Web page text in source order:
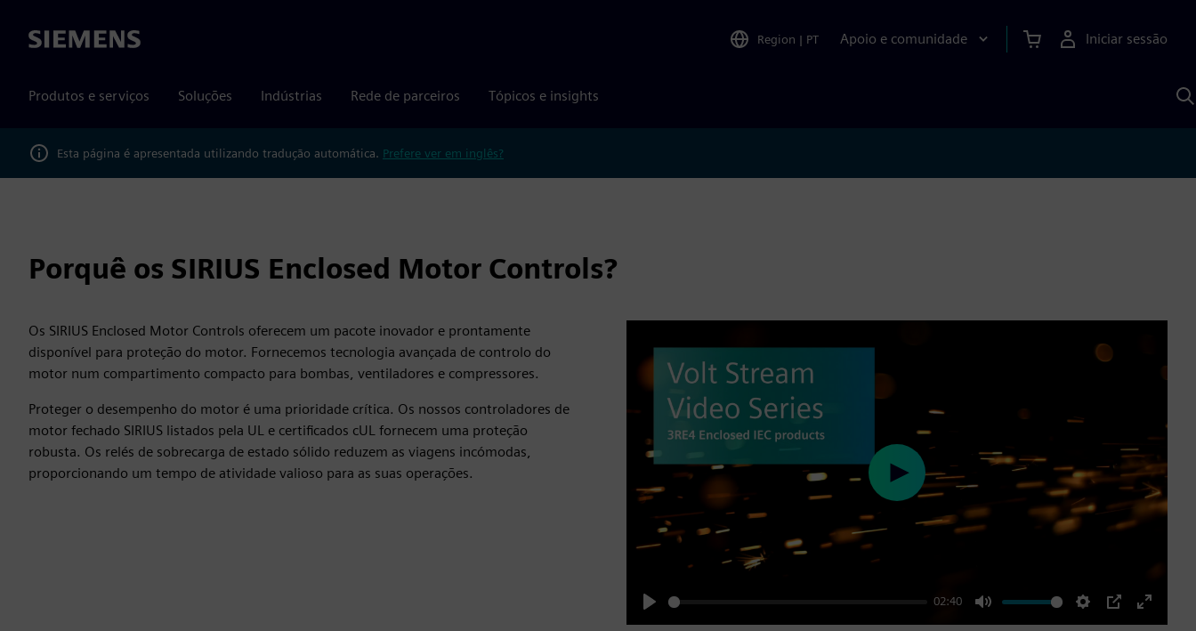
Siemens Region | PT Apoio e comunidade Iniciar sessão
Produtos e serviços Soluções Indústrias Rede de parceiros Tópicos e insights
Esta página é apresentada utilizando tradução automática. Prefere ver em inglês?
Porquê os SIRIUS Enclosed Motor Controls?
Os SIRIUS Enclosed Motor Controls oferecem um pacote inovador e prontamente
disponível para proteção do motor. Fornecemos tecnologia avançada de controlo do
motor num compartimento compacto para bombas, ventiladores e compressores.
Proteger o desempenho do motor é uma prioridade crítica. Os nossos controladores de
motor fechado SIRIUS listados pela UL e certificados cUL fornecem uma proteção
robusta. Os relés de sobrecarga de estado sólido reduzem as viagens incómodas,
proporcionando um tempo de atividade valioso para as suas operações.
Play
02:40
Mute Settings
PIP
Enter
Play